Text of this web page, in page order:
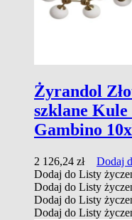
Żyrandol
szklane
Gambino
2 126,24 zł
Dodaj
Dodaj do Listy
Dodaj do Listy
Dodaj do Listy
Dodaj do Listy